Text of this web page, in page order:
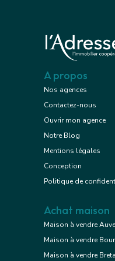
A propos
Nos agences
Contactez-nous
Ouvrir mon agence
Notre Blog
Mentions légales
Conception
Politique de
Achat maison
Maison à vendre
Maison à vendre
Maison à vendre